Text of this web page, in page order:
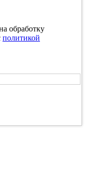
обработку
политикой